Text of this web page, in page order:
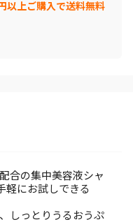
以上ご購入で送料無料
合の集中美容液シャ
軽にお試しできる
しっとりうるおうぷ